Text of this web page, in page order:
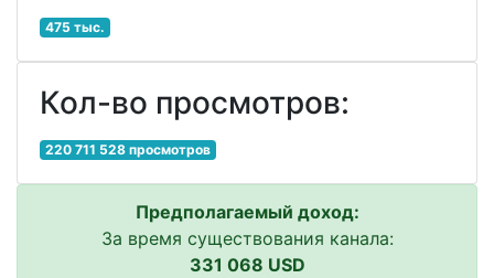
475 тыс.
Кол-во просмотров:
220 711 528 просмотров
Предполагаемый доход:
За время существования канала:
331 068 USD